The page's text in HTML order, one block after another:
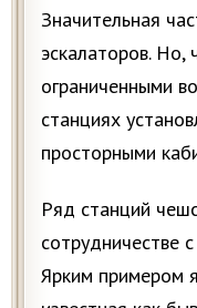
Значительная
эскалаторов.
ограниченными
станциях
просторными
Ряд станций
сотрудничестве
Ярким примером